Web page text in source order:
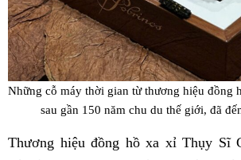
Những cỗ máy thời gian từ thương hiệu đồng
sau gần 150 năm chu du thế giới, đã
Thương hiệu đồng hồ xa xỉ Thụy Sĩ